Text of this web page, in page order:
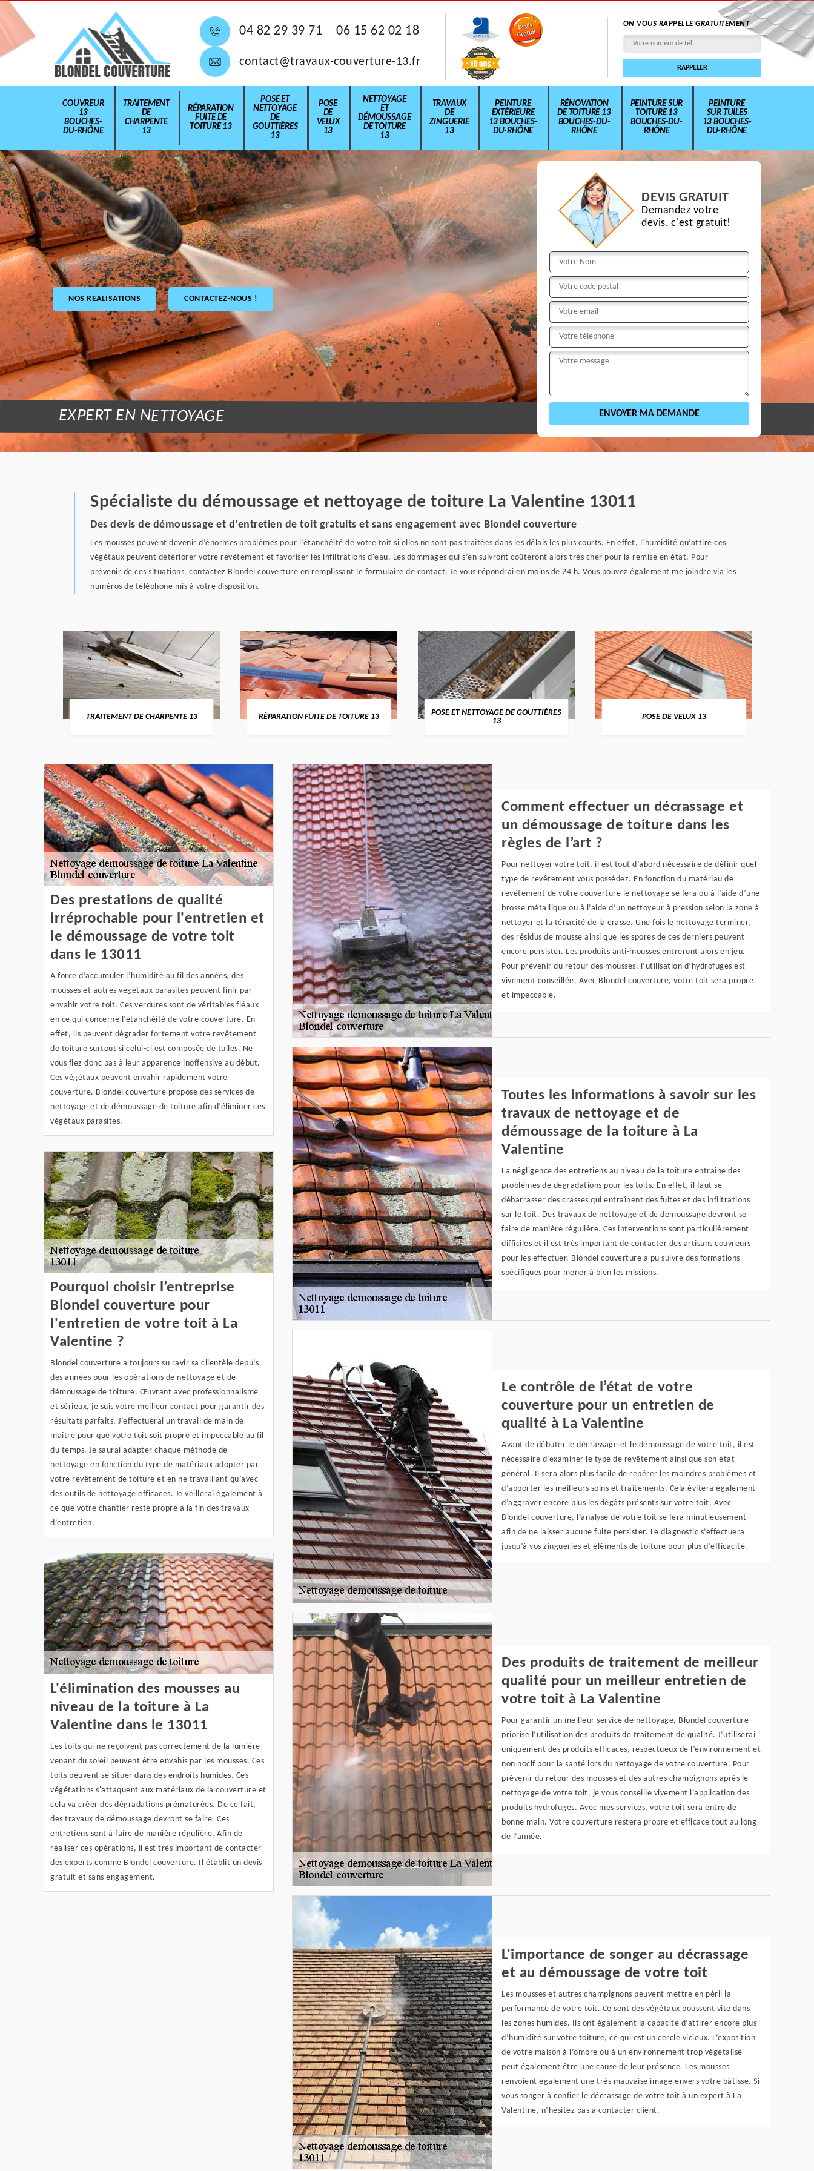
04 82 29 39 71 06 15 62 02 18
contact@travaux-couverture-13.fr
ON VOUS RAPPELLE GRATUITEMENT
COUVREUR
13
BOUCHES-
DU-RHÔNE
TRAITEMENT
DE
CHARPENTE
13
RÉPARATION
FUITE DE
TOITURE 13
POSE ET
NETTOYAGE
DE
GOUTTIÈRES
13
POSE
DE
VELUX
13
NETTOYAGE
ET
DÉMOUSSAGE
DE TOITURE
13
TRAVAUX
DE
ZINGUERIE
13
PEINTURE
EXTÉRIEURE
13 BOUCHES-
DU-RHÔNE
RÉNOVATION
DE TOITURE 13
BOUCHES-DU-
RHÔNE
PEINTURE SUR
TOITURE 13
BOUCHES-DU-
RHÔNE
PEINTURE
SUR TUILES
13 BOUCHES-
DU-RHÔNE
NOS REALISATIONS CONTACTEZ-NOUS !
DEVIS GRATUIT
Demandez votre
devis, c'est gratuit!
EXPERT EN NETTOYAGE
Spécialiste du démoussage et nettoyage de toiture La Valentine 13011
Des devis de démoussage et d'entretien de toit gratuits et sans engagement avec Blondel couverture
Les mousses peuvent devenir d’énormes problèmes pour l’étanchéité de votre toit si elles ne sont pas traitées dans les délais les plus courts. En effet, l’humidité qu’attire ces
végétaux peuvent détériorer votre revêtement et favoriser les infiltrations d'eau. Les dommages qui s’en suivront coûteront alors très cher pour la remise en état. Pour
prévenir de ces situations, contactez Blondel couverture en remplissant le formulaire de contact. Je vous répondrai en moins de 24 h. Vous pouvez également me joindre via les
numéros de téléphone mis à votre disposition.
TRAITEMENT DE CHARPENTE 13 RÉPARATION FUITE DE TOITURE 13
POSE ET NETTOYAGE DE GOUTTIÈRES
13
POSE DE VELUX 13
Des prestations de qualité
irréprochable pour l'entretien et
le démoussage de votre toit
dans le 13011
A force d’accumuler l’humidité au fil des années, des
mousses et autres végétaux parasites peuvent finir par
envahir votre toit. Ces verdures sont de véritables fléaux
en ce qui concerne l’étanchéité de votre couverture. En
effet, ils peuvent dégrader fortement votre revêtement
de toiture surtout si celui-ci est composée de tuiles. Ne
vous fiez donc pas à leur apparence inoffensive au début.
Ces végétaux peuvent envahir rapidement votre
couverture. Blondel couverture propose des services de
nettoyage et de démoussage de toiture afin d’éliminer ces
végétaux parasites.
Pourquoi choisir l’entreprise
Blondel couverture pour
l'entretien de votre toit à La
Valentine ?
Blondel couverture a toujours su ravir sa clientèle depuis
des années pour les opérations de nettoyage et de
démoussage de toiture. Œuvrant avec professionnalisme
et sérieux, je suis votre meilleur contact pour garantir des
résultats parfaits. J’effectuerai un travail de main de
maître pour que votre toit soit propre et impeccable au fil
du temps. Je saurai adapter chaque méthode de
nettoyage en fonction du type de matériaux adopter par
votre revêtement de toiture et en ne travaillant qu’avec
des outils de nettoyage efficaces. Je veillerai également à
ce que votre chantier reste propre à la fin des travaux
d’entretien.
L'élimination des mousses au
niveau de la toiture à La
Valentine dans le 13011
Les toits qui ne reçoivent pas correctement de la lumière
venant du soleil peuvent être envahis par les mousses. Ces
toits peuvent se situer dans des endroits humides. Ces
végétations s'attaquent aux matériaux de la couverture et
cela va créer des dégradations prématurées. De ce fait,
des travaux de démoussage devront se faire. Ces
entretiens sont à faire de manière régulière. Afin de
réaliser ces opérations, il est très important de contacter
des experts comme Blondel couverture. Il établit un devis
gratuit et sans engagement.
Comment effectuer un décrassage et
un démoussage de toiture dans les
règles de l’art ?
Pour nettoyer votre toit, il est tout d’abord nécessaire de définir quel
type de revêtement vous possédez. En fonction du matériau de
revêtement de votre couverture le nettoyage se fera ou à l’aide d’une
brosse métallique ou à l’aide d’un nettoyeur à pression selon la zone à
nettoyer et la ténacité de la crasse. Une fois le nettoyage terminer,
des résidus de mousse ainsi que les spores de ces derniers peuvent
encore persister. Les produits anti-mousses entreront alors en jeu.
Pour prévenir du retour des mousses, l’utilisation d’hydrofuges est
vivement conseillée. Avec Blondel couverture, votre toit sera propre
et impeccable.
Toutes les informations à savoir sur les
travaux de nettoyage et de
démoussage de la toiture à La
Valentine
La négligence des entretiens au niveau de la toiture entraîne des
problèmes de dégradations pour les toits. En effet, il faut se
débarrasser des crasses qui entraînent des fuites et des infiltrations
sur le toit. Des travaux de nettoyage et de démoussage devront se
faire de manière régulière. Ces interventions sont particulièrement
difficiles et il est très important de contacter des artisans couvreurs
pour les effectuer. Blondel couverture a pu suivre des formations
spécifiques pour mener à bien les missions.
Le contrôle de l’état de votre
couverture pour un entretien de
qualité à La Valentine
Avant de débuter le décrassage et le démoussage de votre toit, il est
nécessaire d’examiner le type de revêtement ainsi que son état
général. Il sera alors plus facile de repérer les moindres problèmes et
d’apporter les meilleurs soins et traitements. Cela évitera également
d’aggraver encore plus les dégâts présents sur votre toit. Avec
Blondel couverture, l’analyse de votre toit se fera minutieusement
afin de ne laisser aucune fuite persister. Le diagnostic s’effectuera
jusqu’à vos zingueries et éléments de toiture pour plus d’efficacité.
Des produits de traitement de meilleur
qualité pour un meilleur entretien de
votre toit à La Valentine
Pour garantir un meilleur service de nettoyage, Blondel couverture
priorise l’utilisation des produits de traitement de qualité. J’utiliserai
uniquement des produits efficaces, respectueux de l’environnement et
non nocif pour la santé lors du nettoyage de votre couverture. Pour
prévenir du retour des mousses et des autres champignons après le
nettoyage de votre toit, je vous conseille vivement l’application des
produits hydrofuges. Avec mes services, votre toit sera entre de
bonne main. Votre couverture restera propre et efficace tout au long
de l’année.
L'importance de songer au décrassage
et au démoussage de votre toit
Les mousses et autres champignons peuvent mettre en péril la
performance de votre toit. Ce sont des végétaux poussent vite dans
les zones humides. Ils ont également la capacité d’attirer encore plus
d’humidité sur votre toiture, ce qui est un cercle vicieux. L’exposition
de votre maison à l’ombre ou à un environnement trop végétalisé
peut également être une cause de leur présence. Les mousses
renvoient également une très mauvaise image envers votre bâtisse. Si
vous songer à confier le décrassage de votre toit à un expert à La
Valentine, n’hésitez pas à contacter client.